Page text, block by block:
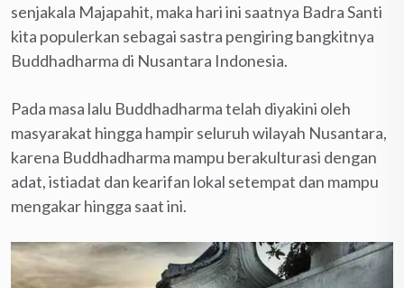
senjakala Majapahit, maka hari ini saatnya Badra Santi
kita populerkan sebagai sastra pengiring bangkitnya
Buddhadharma di Nusantara Indonesia.
Pada masa lalu Buddhadharma telah diyakini oleh
masyarakat hingga hampir seluruh wilayah Nusantara,
karena Buddhadharma mampu berakulturasi dengan
adat, istiadat dan kearifan lokal setempat dan mampu
mengakar hingga saat ini.